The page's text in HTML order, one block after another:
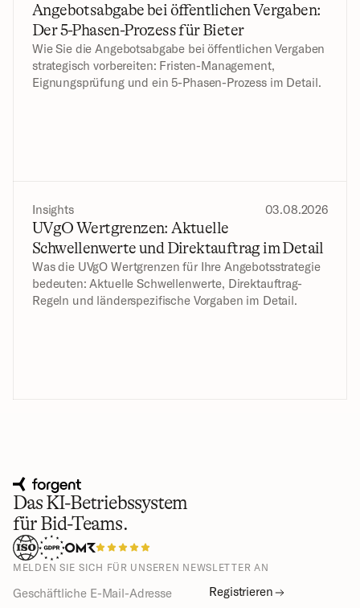
Angebotsabgabe bei öffentlichen Vergaben:
Der 5-Phasen-Prozess für Bieter
Wie Sie die Angebotsabgabe bei öffentlichen Vergaben
strategisch vorbereiten: Fristen-Management,
Eignungsprüfung und ein 5-Phasen-Prozess im Detail.
Insights 03.08.2026
UVgO Wertgrenzen: Aktuelle
Schwellenwerte und Direktauftrag im Detail
Was die UVgO Wertgrenzen für Ihre Angebotsstrategie
bedeuten: Aktuelle Schwellenwerte, Direktauftrag-
Regeln und länderspezifische Vorgaben im Detail.
Das KI-Betriebssystem
für Bid-Teams.
MELDEN SIE SICH FÜR UNSEREN NEWSLETTER AN
Registrieren